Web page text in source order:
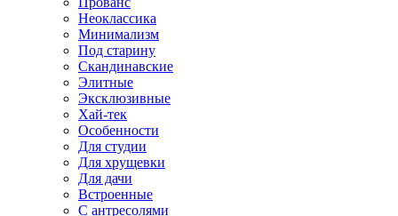
Неоклассика
Минимализм
Под старину
Скандинавские
Элитные
Эксклюзивные
Хай-тек
Особенности
Для студии
Для хрущевки
Для дачи
Встроенные
С антресолями